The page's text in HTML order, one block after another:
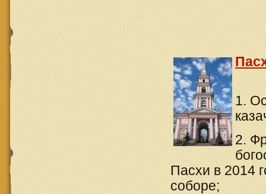
1.
2.
Пасхи в 2014
соборе;